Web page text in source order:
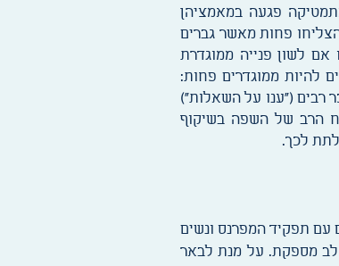
פגעה במאמציהן
פחות מאשר גברים
אם לשון פנייה ממוגדרת
להיות ממוגדרים פחות:
רבים ("ענו על השאלות")
הרב של השפה בשיקוף
לתת לכך.
עם תפקיד המפרנס ונשים
לב מספקת. על מנת לבאר